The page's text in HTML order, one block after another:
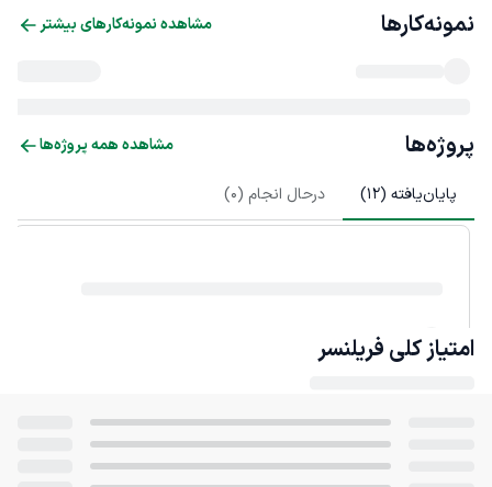
نمونه‌کارها مشاهده نمونه‌کارهای بیشتر
پروژه‌ها مشاهده همه پروژه‌ها
پایان‌یافته (12
) درحال انجام (0
)
امتیاز کلی فریلنسر